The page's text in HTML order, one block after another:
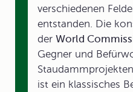
verschiedenen
entstanden. Die
der World
Gegner und
ist ein klassisches